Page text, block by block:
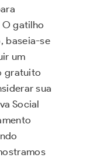
gatilho
baseia-se
um
gratuito
sua
Social